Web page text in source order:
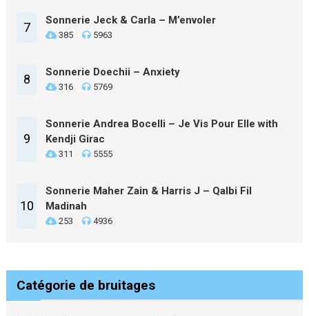
7 Sonnerie Jeck & Carla – M’envoler
385 5963
8 Sonnerie Doechii – Anxiety
316 5769
9
Sonnerie Andrea Bocelli – Je Vis Pour Elle with
Kendji Girac
311 5555
10
Sonnerie Maher Zain & Harris J – Qalbi Fil
Madinah
253 4936
Catégorie de bruitages